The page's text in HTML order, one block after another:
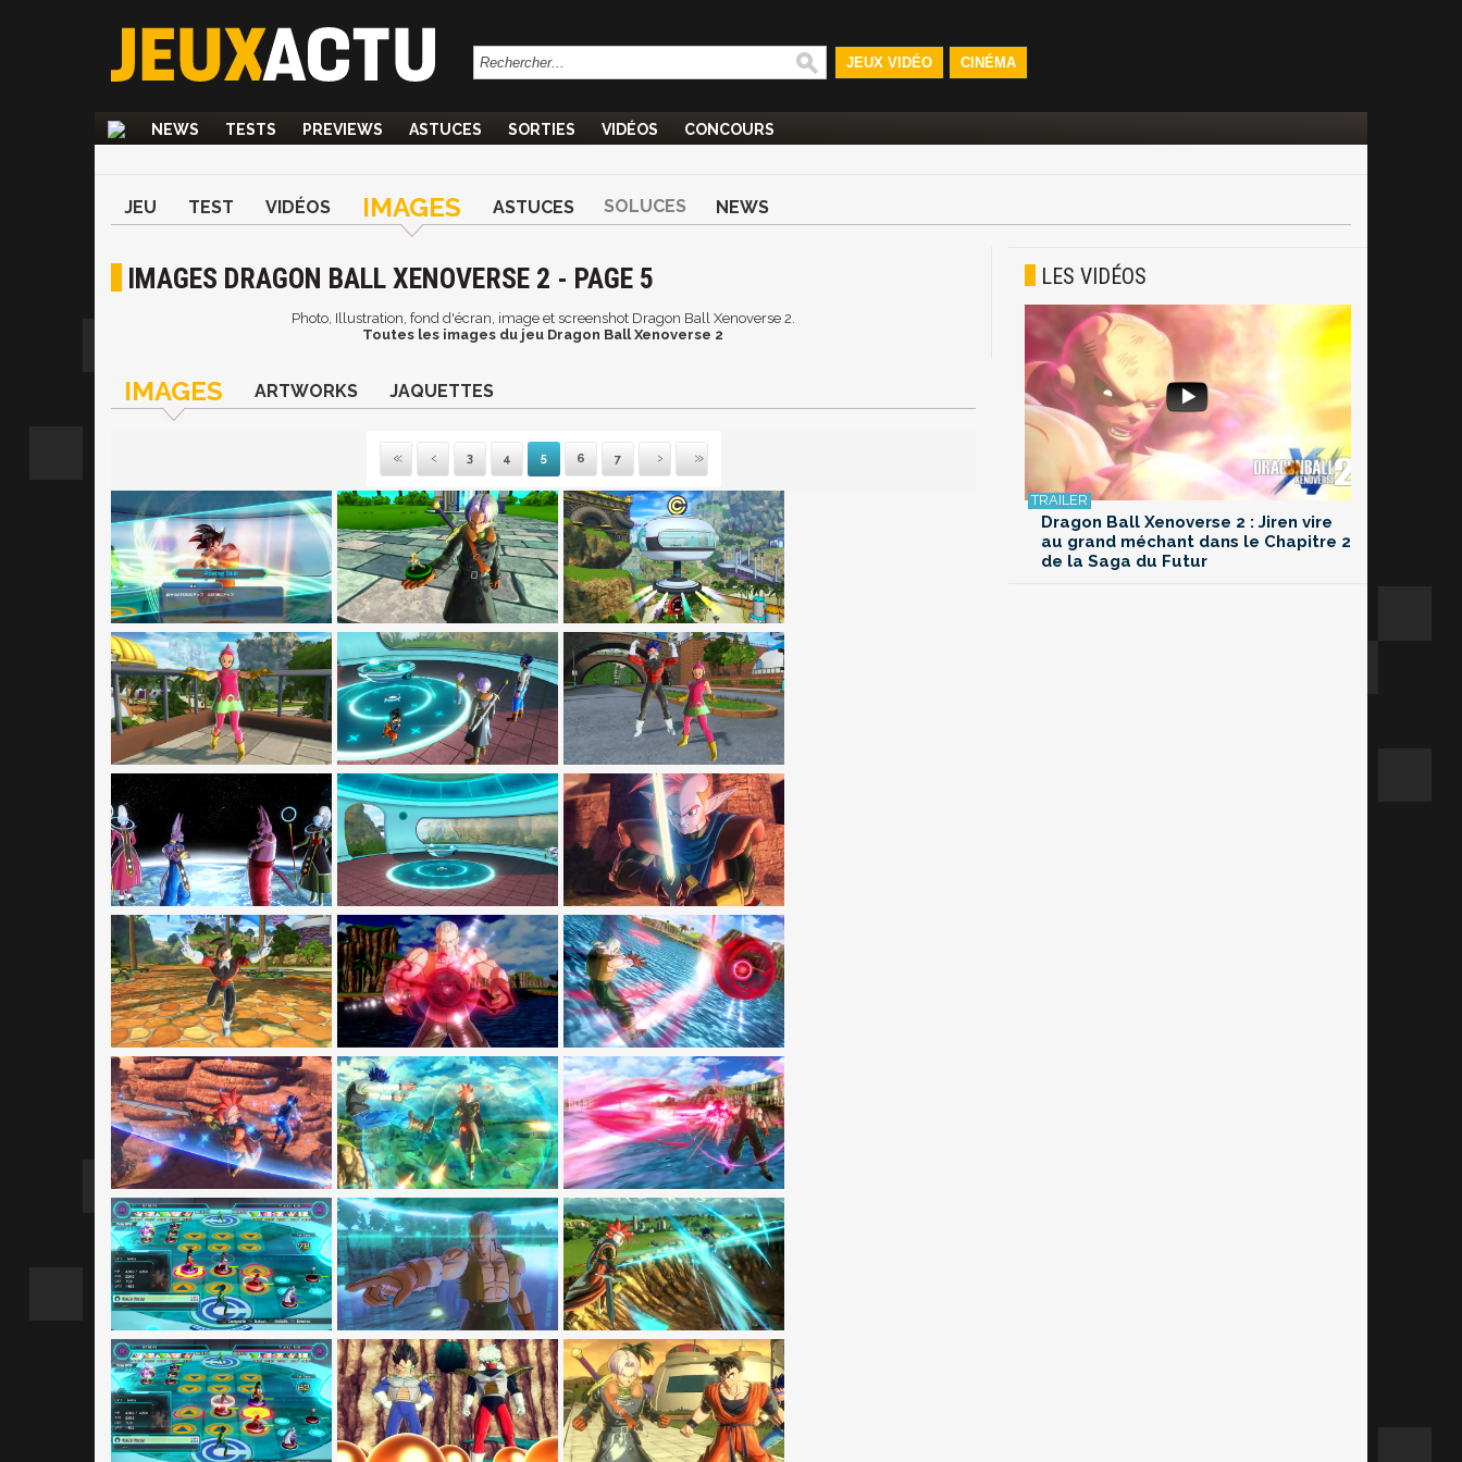
JEUX VIDÉO CINÉMA
NEWS TESTS PREVIEWS ASTUCES SORTIES VIDÉOS CONCOURS
JEU TEST VIDÉOS IMAGES ASTUCES SOLUCES NEWS
IMAGES DRAGON BALL XENOVERSE 2 - PAGE 5
Photo, Illustration, fond d'écran, image et screenshot Dragon Ball Xenoverse 2.
Toutes les images du jeu Dragon Ball Xenoverse 2
IMAGES ARTWORKS JAQUETTES
Première
Précédente
3 4 5 6 7
Suivante
Dernière
LES VIDÉOS
Dragon Ball Xenoverse 2 : Jiren vire
au grand méchant dans le Chapitre 2
de la Saga du Futur